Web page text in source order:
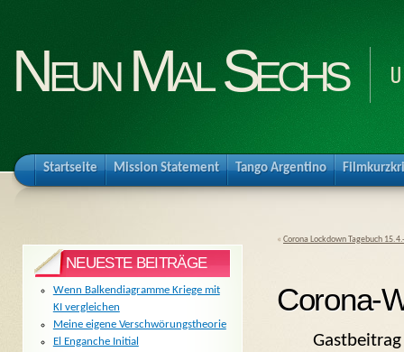
Neun Mal Sechs
Startseite Mission Statement Tango Argentino
« Corona Lockdown Tagebuch
Corona-
NEUESTE BEITRÄGE
Wenn Balkendiagramme Kriege mit
KI vergleichen
Meine eigene Verschwörungstheorie
El Enganche Initial